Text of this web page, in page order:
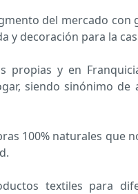
del mercado
y decoración para la
propias y en
siendo sinónimo
100% naturales que
textiles para